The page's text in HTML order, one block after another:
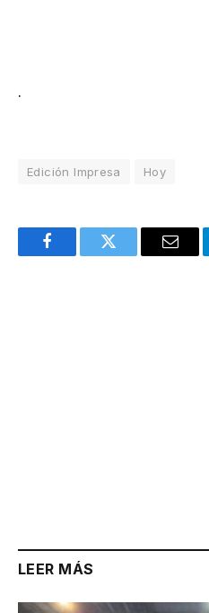
.
Edición Impresa Hoy
FacebookTwitter Email
LEER MÁS